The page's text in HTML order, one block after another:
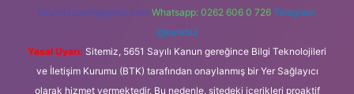
forumhizmeti@gmail.com Whatsapp: 0262 606 0 726 Telegram:
@karabul
Yasal Uyarı: Sitemiz, 5651 Sayılı Kanun gereğince Bilgi Teknolojileri
ve İletişim Kurumu (BTK) tarafından onaylanmış bir Yer Sağlayıcı
olarak hizmet vermektedir. Bu nedenle, sitedeki içerikleri proaktif